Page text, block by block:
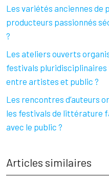
Les variétés anciennes de
producteurs passionnés
?
Les ateliers ouverts
festivals
entre artistes et public ?
Les rencontres d’auteurs
les festivals de littérature
avec le public ?
Articles similaires